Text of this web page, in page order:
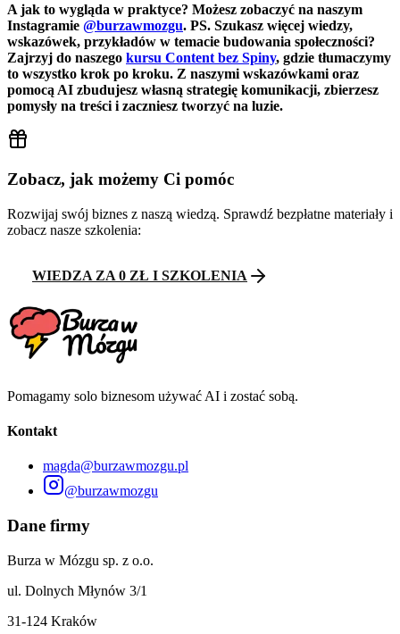
A jak to wygląda w praktyce? Możesz zobaczyć na naszym
Instagramie @burzawmozgu. PS. Szukasz więcej wiedzy,
wskazówek, przykładów w temacie budowania społeczności?
Zajrzyj do naszego kursu Content bez Spiny, gdzie tłumaczymy
to wszystko krok po kroku. Z naszymi wskazówkami oraz
pomocą AI zbudujesz własną strategię komunikacji, zbierzesz
pomysły na treści i zaczniesz tworzyć na luzie.
Zobacz, jak możemy Ci pomóc
Rozwijaj swój biznes z naszą wiedzą. Sprawdź bezpłatne materiały i
zobacz nasze szkolenia:
WIEDZA ZA 0 ZŁ I SZKOLENIA
Pomagamy solo biznesom używać AI i zostać sobą.
Kontakt
magda@burzawmozgu.pl
@burzawmozgu
Dane firmy
Burza w Mózgu sp. z o.o.
ul. Dolnych Młynów 3/1
31-124 Kraków